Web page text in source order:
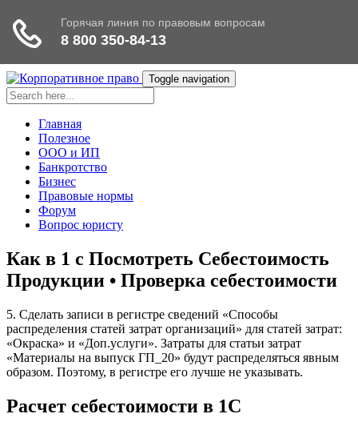
Toggle navigation
Главная
Полезное
ООО и ИП
Банкротство
Бизнес
Правовые нормы
Форум
Вопрос юристу
Как в 1 с Посмотреть Себестоимость
Продукции • Проверка себестоимости
5. Сделать записи в регистре сведений «Способы
распределения статей затрат организаций» для статей затрат:
«Окраска» и «Доп.услуги». Затраты для статьи затрат
«Материалы на выпуск ГП_20» будут распределяться явным
образом. Поэтому, в регистре его лучше не указывать.
Расчет себестоимости в 1С